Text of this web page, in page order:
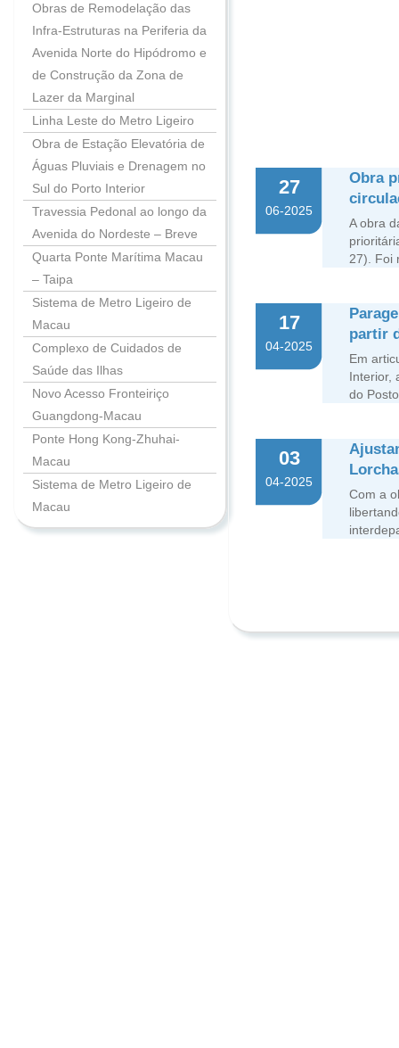
Obras de Remodelação das
Infra-Estruturas na Periferia da
Avenida Norte do Hipódromo e
de Construção da Zona de
Lazer da Marginal
Linha Leste do Metro Ligeiro
Obra de Estação Elevatória de
Águas Pluviais e Drenagem no
Sul do Porto Interior
Travessia Pedonal ao longo da
Avenida do Nordeste – Breve
Quarta Ponte Marítima Macau
– Taipa
Sistema de Metro Ligeiro de
Macau
Complexo de Cuidados de
Saúde das Ilhas
Novo Acesso Fronteiriço
Guangdong-Macau
Ponte Hong Kong-Zhuhai-
Macau
Sistema de Metro Ligeiro de
Macau
27
06-2025
Obra
A obra
27). Foi
17
04-2025
partir
Em
Interior,
do
03
04-2025
Com a